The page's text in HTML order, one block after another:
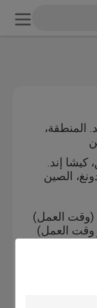
المنطقة،
كيشا إند.
الصين
(وقت العمل)
وقت العمل)